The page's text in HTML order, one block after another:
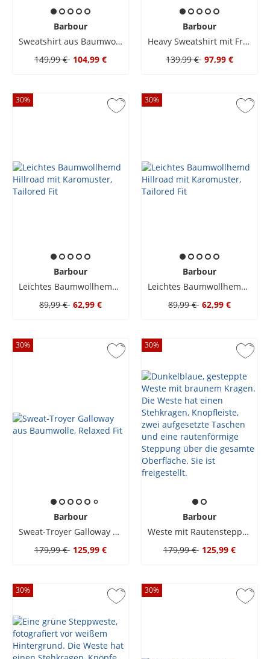
Barbour
Sweatshirt aus Baumwolle mit Ärmeltasche, Oversized Fit
149,99 € 104,99 €
Barbour
Heavy Sweatshirt mit Frottee-Aufnäher
139,99 € 97,99 €
30%
Barbour
Leichtes Baumwollhemd Hillroad mit Karomuster, Tailored Fit
89,99 € 62,99 €
30%
Barbour
Leichtes Baumwollhemd Hillroad mit Karomuster, Tailored Fit
89,99 € 62,99 €
30%
Barbour
Sweat-Troyer Galloway aus Baumwolle, Relaxed Fit
179,99 € 125,99 €
30%
Barbour
Weste mit Rautensteppmuster und Metall-Druckknöpfen
179,99 € 125,99 €
30% 30%